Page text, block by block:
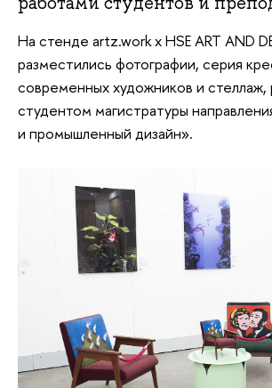
На стенде artz.work x HSE ART AND
разместились фотографии, серия
современных художников и стеллаж,
студентом магистратуры
и промышленный дизайн».